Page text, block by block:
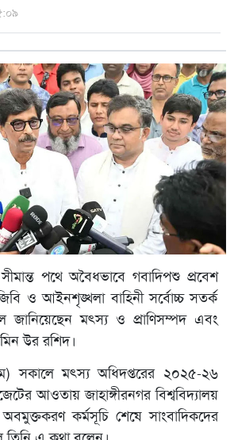
পথে অবৈধভাবে গবাদিপশু প্রবেশ
ও আইনশৃঙ্খলা বাহিনী সর্বোচ্চ সতর্ক
জানিয়েছেন মৎস্য ও প্রাণিসম্পদ এবং
উর রশিদ।
সকালে মৎস্য অধিদপ্তরের ২০২৫-২৬
আওতায় জাহাঙ্গীরনগর বিশ্ববিদ্যালয়
কর্মসূচি শেষে সাংবাদিকদের